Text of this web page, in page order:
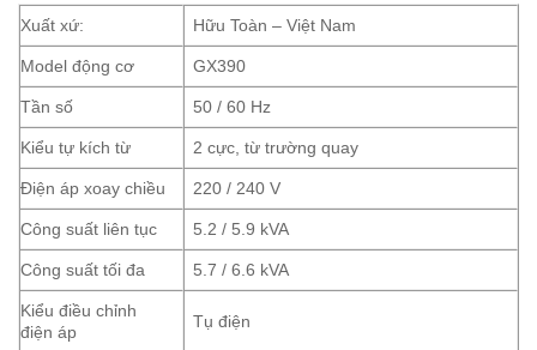
Xuất xứ: Hữu Toàn – Việt Nam
Model động cơ GX390
Tần số 50 / 60 Hz
Kiểu tự kích từ 2 cực, từ trường quay
Điện áp xoay chiều 220 / 240 V
Công suất liên tục 5.2 / 5.9 kVA
Công suất tối đa 5.7 / 6.6 kVA
Kiểu điều chỉnh
điện áp
Tụ điện